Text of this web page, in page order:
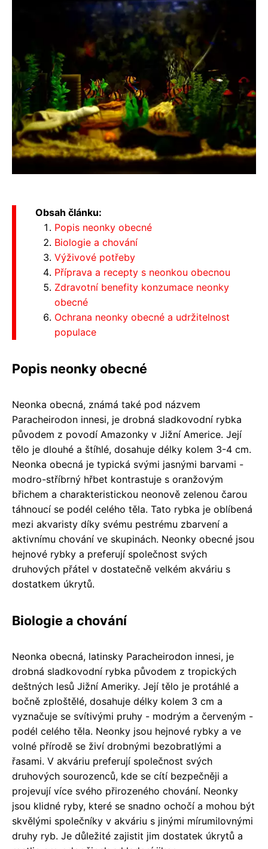
Obsah článku:
Popis neonky obecné
Biologie a chování
Výživové potřeby
Příprava a recepty s neonkou obecnou
Zdravotní benefity konzumace neonky
obecné
Ochrana neonky obecné a udržitelnost
populace
Popis neonky obecné
Neonka obecná, známá také pod názvem
Paracheirodon innesi, je drobná sladkovodní rybka
původem z povodí Amazonky v Jižní Americe. Její
tělo je dlouhé a štíhlé, dosahuje délky kolem 3-4 cm.
Neonka obecná je typická svými jasnými barvami -
modro-stříbrný hřbet kontrastuje s oranžovým
břichem a charakteristickou neonově zelenou čarou
táhnoucí se podél celého těla. Tato rybka je oblíbená
mezi akvaristy díky svému pestrému zbarvení a
aktivnímu chování ve skupinách. Neonky obecné jsou
hejnové rybky a preferují společnost svých
druhových přátel v dostatečně velkém akváriu s
dostatkem úkrytů.
Biologie a chování
Neonka obecná, latinsky Paracheirodon innesi, je
drobná sladkovodní rybka původem z tropických
deštných lesů Jižní Ameriky. Její tělo je protáhlé a
bočně zploštělé, dosahuje délky kolem 3 cm a
vyznačuje se svítivými pruhy - modrým a červeným -
podél celého těla. Neonky jsou hejnové rybky a ve
volné přírodě se živí drobnými bezobratlými a
řasami. V akváriu preferují společnost svých
druhových sourozenců, kde se cítí bezpečněji a
projevují více svého přirozeného chování. Neonky
jsou klidné ryby, které se snadno ochočí a mohou být
skvělými společníky v akváriu s jinými mírumilovnými
druhy ryb. Je důležité zajistit jim dostatek úkrytů a